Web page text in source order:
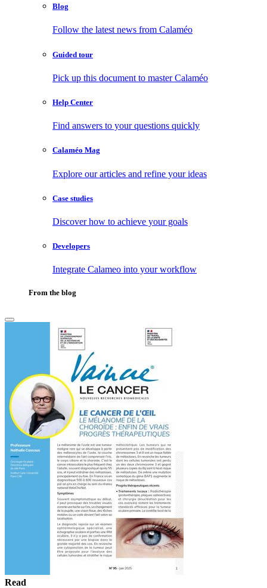
Blog
Follow the latest news from Calaméo
Guided tour
Pick up this document to master Calaméo
Help Center
Find answers to your questions quickly
Calaméo Mag
Explore our articles and refine your ideas
Case studies
Discover how to achieve your goals
Developers
Integrate Calameo into your workflow
From the blog
Read